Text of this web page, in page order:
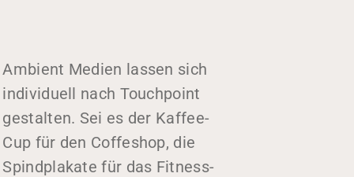
Ambient Medien lassen sich
individuell nach Touchpoint
gestalten. Sei es der Kaffee-
Cup für den Coffeshop, die
Spindplakate für das Fitness-